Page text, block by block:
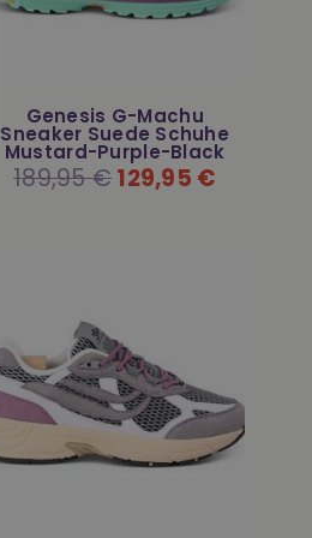
Genesis G-Machu
Sneaker Suede Schuhe
Mustard-Purple-Black
Normaler
Preis
189,95 €129,95 €